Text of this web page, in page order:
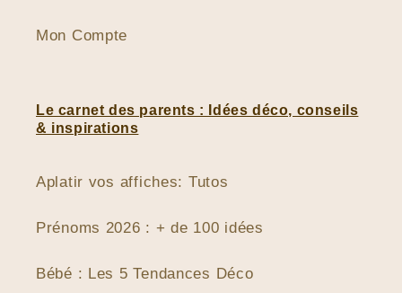
Mon Compte
Le carnet des parents : Idées déco, conseils
& inspirations
Aplatir vos affiches: Tutos
Prénoms 2026 : + de 100 idées
Bébé : Les 5 Tendances Déco